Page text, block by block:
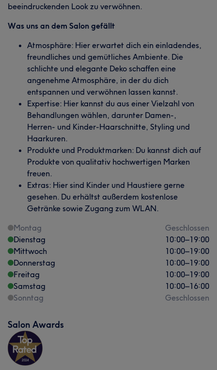
beeindruckenden Look zu verwöhnen.
Was uns an dem Salon gefällt
Atmosphäre: Hier erwartet dich ein einladendes,
freundliches und gemütliches Ambiente. Die
schlichte und elegante Deko schaffen eine
angenehme Atmosphäre, in der du dich
entspannen und verwöhnen lassen kannst.
Expertise: Hier kannst du aus einer Vielzahl von
Behandlungen wählen, darunter Damen-,
Herren- und Kinder-Haarschnitte, Styling und
Haarkuren.
Produkte und Produktmarken: Du kannst dich auf
Produkte von qualitativ hochwertigen Marken
freuen.
Extras: Hier sind Kinder und Haustiere gerne
gesehen. Du erhältst außerdem kostenlose
Getränke sowie Zugang zum WLAN.
Montag
Geschlossen
Dienstag
10:00–19:00
Mittwoch
10:00–19:00
Donnerstag
10:00–19:00
Freitag
10:00–19:00
Samstag
10:00–16:00
Sonntag
Geschlossen
Salon Awards